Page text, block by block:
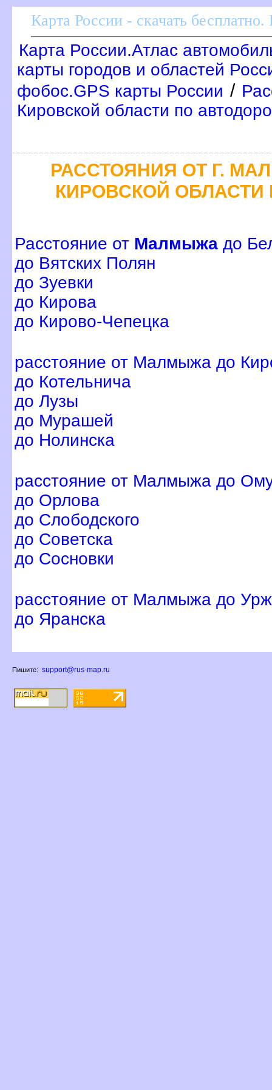
Карта России - скачать
Карта России.Атлас
карты городов и областей
фобос.GPS карты России /
Кировской области по
РАССТОЯНИЯ ОТ Г.
КИРОВСКОЙ
Расстояние от Малмыжа до
до Вятских Полян
до Зуевки
до Кирова
до Кирово-Чепецка
расстояние от Малмыжа до
до Котельнича
до Лузы
до Мурашей
до Нолинска
расстояние от Малмыжа до
до Орлова
до Слободского
до Советска
до Сосновки
расстояние от Малмыжа до
до Яранска
Пишите: support@rus-map.ru